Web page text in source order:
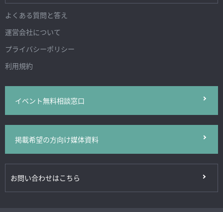
よくある質問と答え
運営会社について
プライバシーポリシー
利用規約
イベント無料相談窓口
掲載希望の方向け媒体資料
お問い合わせはこちら